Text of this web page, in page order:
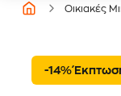
Οικιακές
-14%